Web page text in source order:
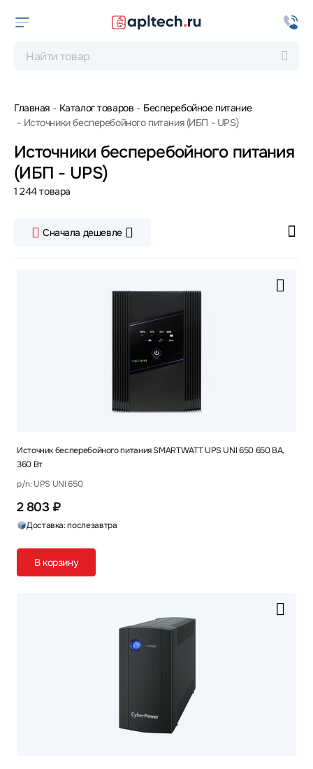
Главная Каталог товаров
Бесперебойное питание
Источники бесперебойного питания (ИБП - UPS)
Источники бесперебойного питания
(ИБП - UPS)
1 244 товара
Сначала дешевле
Источник бесперебойного питания SMARTWATT UPS UNI 650 650 ВА,
360 Вт
p/n: UPS UNI 650
2 803 ₽
Доставка: послезавтра
В корзину